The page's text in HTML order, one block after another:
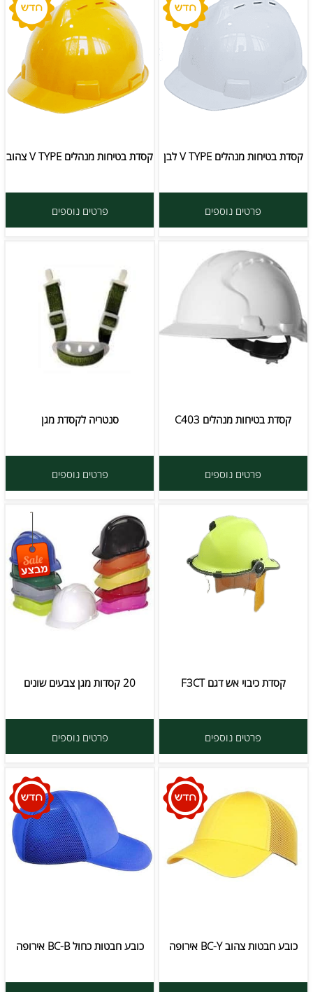
קסדת בטיחות מנהלים V TYPE לבן
פרטים נוספים
קסדת בטיחות מנהלים V TYPE צהוב
פרטים נוספים
קסדת בטיחות מנהלים C403
פרטים נוספים
סנטריה לקסדת מגן
פרטים נוספים
קסדת כיבוי אש דגם F3CT
פרטים נוספים
20 קסדות מגן צבעים שונים
פרטים נוספים
כובע חבטות צהוב BC-Y אירופה כובע חבטות כחול BC-B אירופה